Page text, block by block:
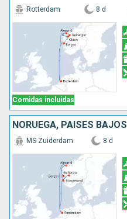
Comidas incluidas
Rotterdam 8 d
NORUEGA, PAISES BAJOS
MS Zuiderdam 8 d